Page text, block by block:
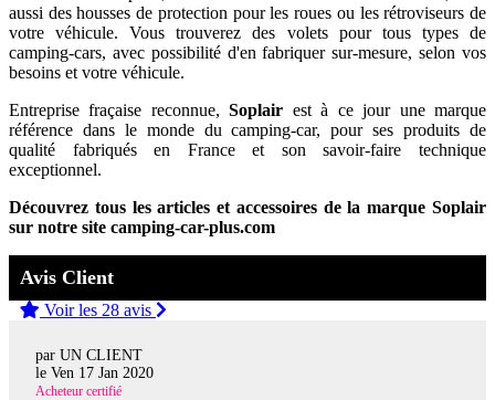
aussi des housses de protection pour les roues ou les rétroviseurs de
votre véhicule. Vous trouverez des volets pour tous types de
camping-cars, avec possibilité d'en fabriquer sur-mesure, selon vos
besoins et votre véhicule.
Entreprise fraçaise reconnue, Soplair est à ce jour une marque
référence dans le monde du camping-car, pour ses produits de
qualité fabriqués en France et son savoir-faire technique
exceptionnel.
Découvrez tous les articles et accessoires de la marque Soplair
sur notre site camping-car-plus.com
Avis Client
Voir les 28 avis
par UN CLIENT
le Ven 17 Jan 2020
Acheteur certifié